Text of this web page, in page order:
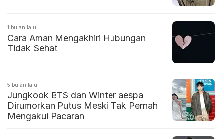
1 bulan lalu
Cara Aman Mengakhiri Hubungan
Tidak Sehat
5 bulan lalu
Jungkook BTS dan Winter aespa
Dirumorkan Putus Meski Tak Pernah
Mengakui Pacaran